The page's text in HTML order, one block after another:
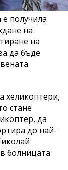
получила
на
на
да бъде
хеликоптери,
стане
да
до най-
болницата